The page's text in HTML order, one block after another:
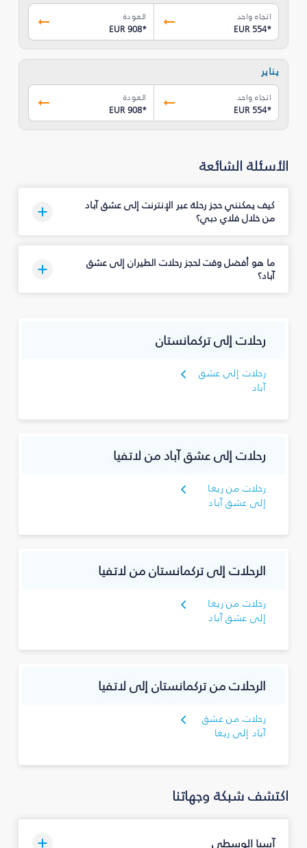
اتجاه واحد
EUR 554*
العودة
EUR 908*
يناير
اتجاه واحد
EUR 554*
العودة
EUR 908*
الأسئلة الشائعة
كيف يمكنني حجز رحلة عبر الإنترنت إلى عشق آباد
من خلال فلاي دبي؟
ما هو أفضل وقت لحجز رحلات الطيران إلى عشق
آباد؟
رحلات إلى تركمانستان
رحلات إلى عشق
آباد
رحلات إلى عشق آباد من لاتفيا
رحلات من ريغا
إلى عشق آباد
الرحلات إلى تركمانستان من لاتفيا
رحلات من ريغا
إلى عشق آباد
الرحلات من تركمانستان إلى لاتفيا
رحلات من عشق
آباد إلى ريغا
اكتشف شبكة وجهاتنا
آسيا الوسطى